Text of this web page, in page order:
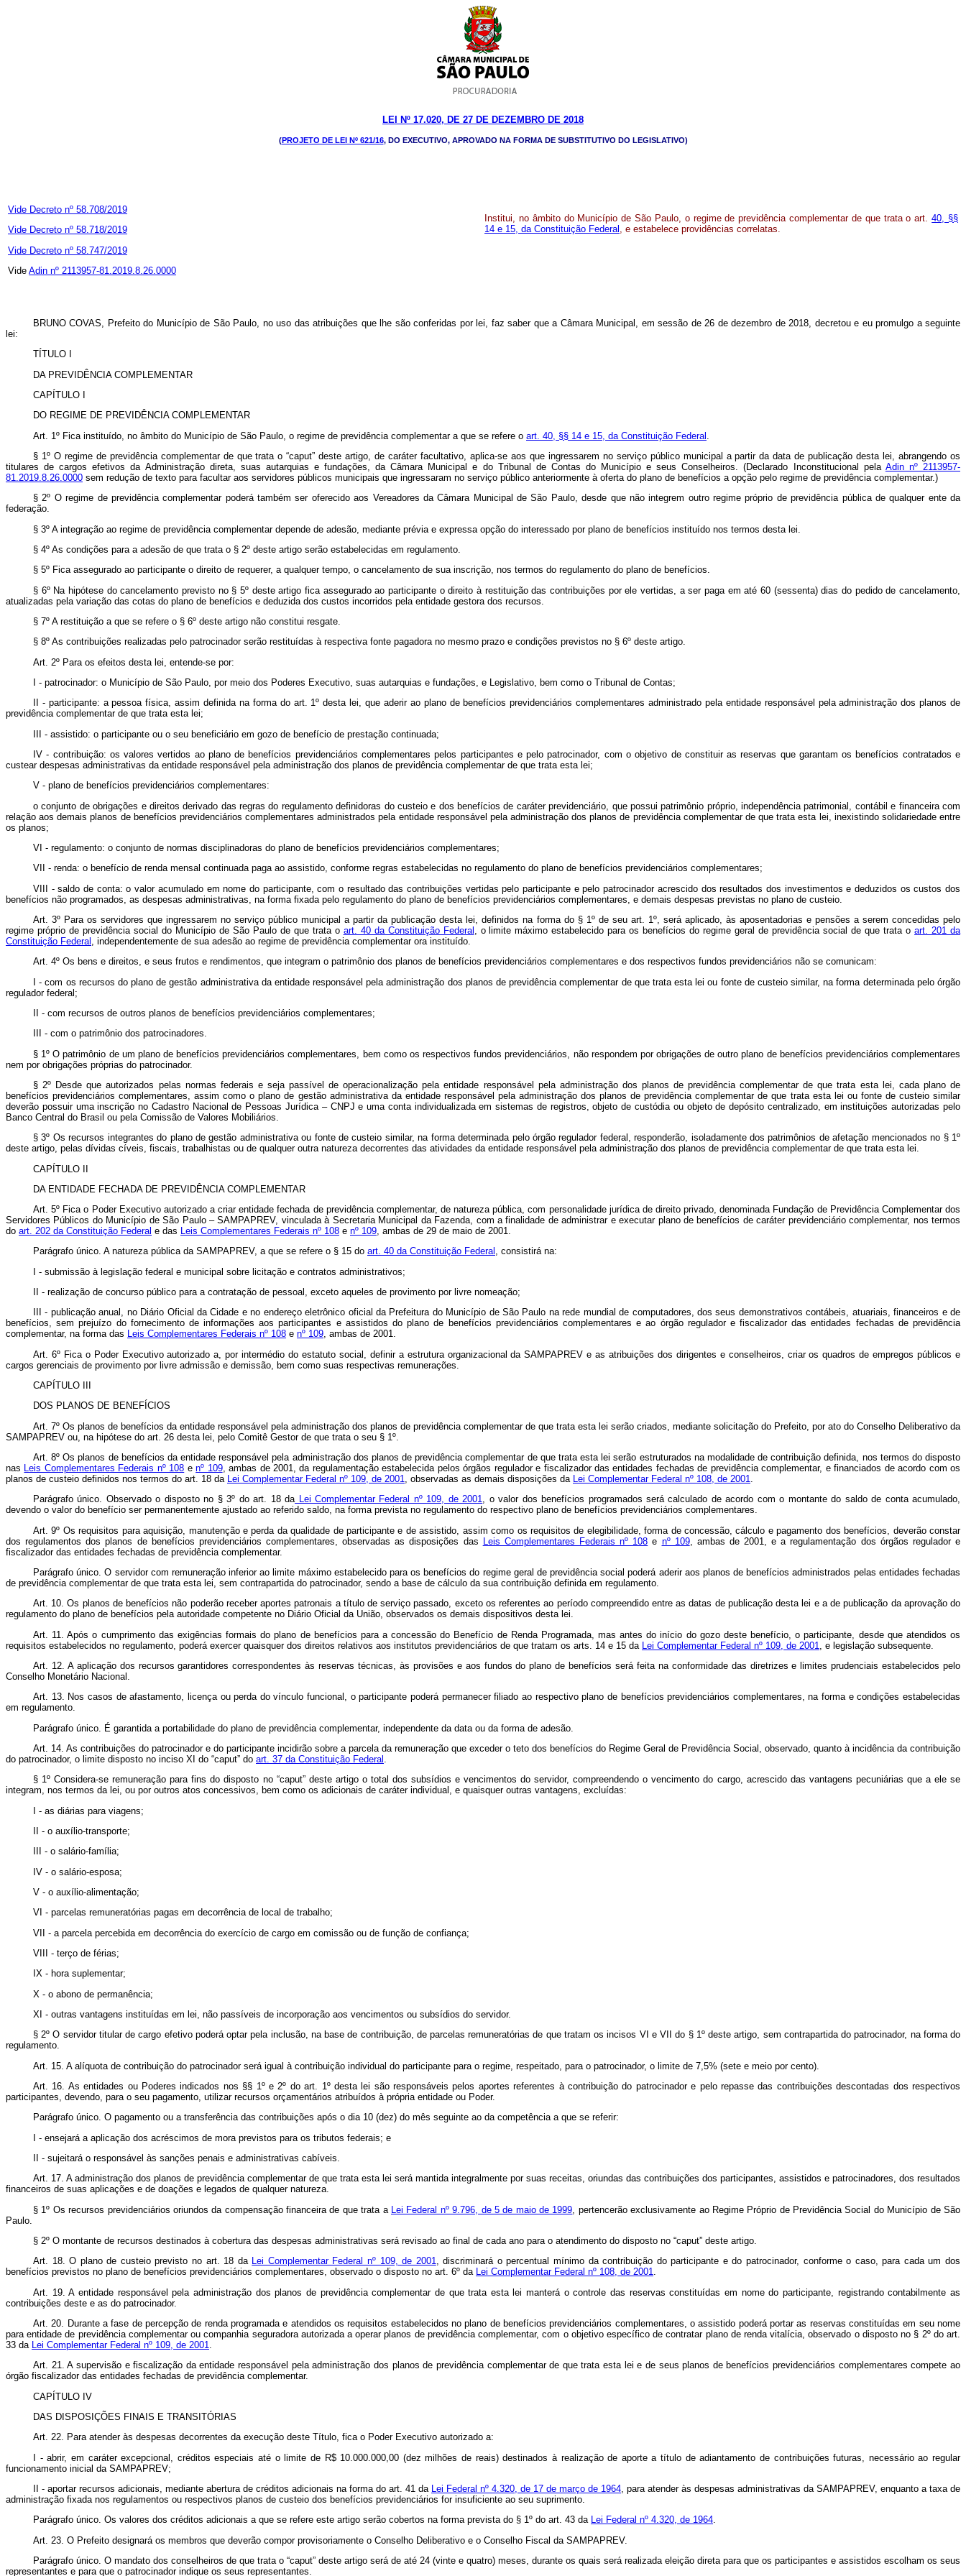
LEI Nº 17.020, DE 27 DE DEZEMBRO DE 2018
(PROJETO DE LEI Nº 621/16, DO EXECUTIVO, APROVADO NA FORMA DE SUBSTITUTIVO DO LEGISLATIVO)
Vide Decreto nº 58.708/2019
Vide Decreto nº 58.718/2019
Vide Decreto nº 58.747/2019
Vide Adin nº 2113957-81.2019.8.26.0000
Institui, no âmbito do Município de São Paulo, o regime de previdência complementar de que trata o art.40, §§
14 e 15, da Constituição Federal , e estabelece providências correlatas.
BRUNO COVAS, Prefeito do Município de São Paulo, no uso das atribuições que lhe são conferidas por lei, faz saber que a Câmara Municipal, em sessão de 26 de dezembro de 2018, decretou e eu promulgo a seguinte
lei:
TÍTULO I
DA PREVIDÊNCIA COMPLEMENTAR
CAPÍTULO I
DO REGIME DE PREVIDÊNCIA COMPLEMENTAR
Art. 1º Fica instituído, no âmbito do Município de São Paulo, o regime de previdência complementar a que se refere o art. 40, §§ 14 e 15, da Constituição Federal
§ 1º O regime de previdência complementar de que trata o “caput” deste artigo, de caráter facultativo, aplica-se aos que ingressarem no serviço público municipal a partir da data de publicação desta lei, abrangendo os
titulares de cargos efetivos da Administração direta, suas autarquias e fundações, da Câmara Municipal e do Tribunal de Contas do Município e seus Conselheiros. (Declarado Inconstitucional pela Adin nº 2113957-
81.2019.8.26.0000 sem redução de texto para facultar aos servidores públicos municipais que ingressaram no serviço público anteriormente à oferta do plano de benefícios a opção pelo regime de previdência complementar.)
§ 2º O regime de previdência complementar poderá também ser oferecido aos Vereadores da Câmara Municipal de São Paulo, desde que não integrem outro regime próprio de previdência pública de qualquer ente da
federação.
§ 3º A integração ao regime de previdência complementar depende de adesão, mediante prévia e expressa opção do interessado por plano de benefícios instituído nos termos desta lei.
§ 4º As condições para a adesão de que trata o § 2º deste artigo serão estabelecidas em regulamento.
§ 5º Fica assegurado ao participante o direito de requerer, a qualquer tempo, o cancelamento de sua inscrição, nos termos do regulamento do plano de benefícios.
§ 6º Na hipótese do cancelamento previsto no § 5º deste artigo fica assegurado ao participante o direito à restituição das contribuições por ele vertidas, a ser paga em até 60 (sessenta) dias do pedido de cancelamento,
atualizadas pela variação das cotas do plano de benefícios e deduzida dos custos incorridos pela entidade gestora dos recursos.
§ 7º A restituição a que se refere o § 6º deste artigo não constitui resgate.
§ 8º As contribuições realizadas pelo patrocinador serão restituídas à respectiva fonte pagadora no mesmo prazo e condições previstos no § 6º deste artigo.
Art. 2º Para os efeitos desta lei, entende-se por:
I - patrocinador: o Município de São Paulo, por meio dos Poderes Executivo, suas autarquias e fundações, e Legislativo, bem como o Tribunal de Contas;
II - participante: a pessoa física, assim definida na forma do art. 1º desta lei, que aderir ao plano de benefícios previdenciários complementares administrado pela entidade responsável pela administração dos planos de
previdência complementar de que trata esta lei;
III - assistido: o participante ou o seu beneficiário em gozo de benefício de prestação continuada;
IV - contribuição: os valores vertidos ao plano de benefícios previdenciários complementares pelos participantes e pelo patrocinador, com o objetivo de constituir as reservas que garantam os benefícios contratados e
custear despesas administrativas da entidade responsável pela administração dos planos de previdência complementar de que trata esta lei;
V - plano de benefícios previdenciários complementares:
o conjunto de obrigações e direitos derivado das regras do regulamento definidoras do custeio e dos benefícios de caráter previdenciário, que possui patrimônio próprio, independência patrimonial, contábil e financeira com
relação aos demais planos de benefícios previdenciários complementares administrados pela entidade responsável pela administração dos planos de previdência complementar de que trata esta lei, inexistindo solidariedade entre
os planos;
VI - regulamento: o conjunto de normas disciplinadoras do plano de benefícios previdenciários complementares;
VII - renda: o benefício de renda mensal continuada paga ao assistido, conforme regras estabelecidas no regulamento do plano de benefícios previdenciários complementares;
VIII - saldo de conta: o valor acumulado em nome do participante, com o resultado das contribuições vertidas pelo participante e pelo patrocinador acrescido dos resultados dos investimentos e deduzidos os custos dos
benefícios não programados, as despesas administrativas, na forma fixada pelo regulamento do plano de benefícios previdenciários complementares, e demais despesas previstas no plano de custeio.
Art. 3º Para os servidores que ingressarem no serviço público municipal a partir da publicação desta lei, definidos na forma do § 1º de seu art. 1º, será aplicado, às aposentadorias e pensões a serem concedidas pelo
regime próprio de previdência social do Município de São Paulo de que trata o art. 40 da Constituição Federal , o limite máximo estabelecido para os benefícios do regime geral de previdência social de que trata oart. 201 da
Constituição Federal
, independentemente de sua adesão ao regime de previdência complementar ora instituído.
Art. 4º Os bens e direitos, e seus frutos e rendimentos, que integram o patrimônio dos planos de benefícios previdenciários complementares e dos respectivos fundos previdenciários não se comunicam:
I - com os recursos do plano de gestão administrativa da entidade responsável pela administração dos planos de previdência complementar de que trata esta lei ou fonte de custeio similar, na forma determinada pelo órgão
regulador federal;
II - com recursos de outros planos de benefícios previdenciários complementares;
III - com o patrimônio dos patrocinadores.
§ 1º O patrimônio de um plano de benefícios previdenciários complementares, bem como os respectivos fundos previdenciários, não respondem por obrigações de outro plano de benefícios previdenciários complementares
nem por obrigações próprias do patrocinador.
§ 2º Desde que autorizados pelas normas federais e seja passível de operacionalização pela entidade responsável pela administração dos planos de previdência complementar de que trata esta lei, cada plano de
benefícios previdenciários complementares, assim como o plano de gestão administrativa da entidade responsável pela administração dos planos de previdência complementar de que trata esta lei ou fonte de custeio similar
deverão possuir uma inscrição no Cadastro Nacional de Pessoas Jurídica – CNPJ e uma conta individualizada em sistemas de registros, objeto de custódia ou objeto de depósito centralizado, em instituições autorizadas pelo
Banco Central do Brasil ou pela Comissão de Valores Mobiliários.
§ 3º Os recursos integrantes do plano de gestão administrativa ou fonte de custeio similar, na forma determinada pelo órgão regulador federal, responderão, isoladamente dos patrimônios de afetação mencionados no § 1º
deste artigo, pelas dívidas cíveis, fiscais, trabalhistas ou de qualquer outra natureza decorrentes das atividades da entidade responsável pela administração dos planos de previdência complementar de que trata esta lei.
CAPÍTULO II
DA ENTIDADE FECHADA DE PREVIDÊNCIA COMPLEMENTAR
Art. 5º Fica o Poder Executivo autorizado a criar entidade fechada de previdência complementar, de natureza pública, com personalidade jurídica de direito privado, denominada Fundação de Previdência Complementar dos
Servidores Públicos do Município de São Paulo – SAMPAPREV, vinculada à Secretaria Municipal da Fazenda, com a finalidade de administrar e executar plano de benefícios de caráter previdenciário complementar, nos termos
do art. 202 da Constituição Federal e das Leis Complementares Federais nº 108 e nº 109, ambas de 29 de maio de 2001.
Parágrafo único. A natureza pública da SAMPAPREV, a que se refere o § 15 do art. 40 da Constituição Federal , consistirá na:
I - submissão à legislação federal e municipal sobre licitação e contratos administrativos;
II - realização de concurso público para a contratação de pessoal, exceto aqueles de provimento por livre nomeação;
III - publicação anual, no Diário Oficial da Cidade e no endereço eletrônico oficial da Prefeitura do Município de São Paulo na rede mundial de computadores, dos seus demonstrativos contábeis, atuariais, financeiros e de
benefícios, sem prejuízo do fornecimento de informações aos participantes e assistidos do plano de benefícios previdenciários complementares e ao órgão regulador e fiscalizador das entidades fechadas de previdência
complementar, na forma das Leis Complementares Federais nº 108 e nº 109, ambas de 2001.
Art. 6º Fica o Poder Executivo autorizado a, por intermédio do estatuto social, definir a estrutura organizacional da SAMPAPREV e as atribuições dos dirigentes e conselheiros, criar os quadros de empregos públicos e
cargos gerenciais de provimento por livre admissão e demissão, bem como suas respectivas remunerações.
CAPÍTULO III
DOS PLANOS DE BENEFÍCIOS
Art. 7º Os planos de benefícios da entidade responsável pela administração dos planos de previdência complementar de que trata esta lei serão criados, mediante solicitação do Prefeito, por ato do Conselho Deliberativo da
SAMPAPREV ou, na hipótese do art. 26 desta lei, pelo Comitê Gestor de que trata o seu § 1º.
Art. 8º Os planos de benefícios da entidade responsável pela administração dos planos de previdência complementar de que trata esta lei serão estruturados na modalidade de contribuição definida, nos termos do disposto
nas Leis Complementares Federais nº 108 enº 109, ambas de 2001, da regulamentação estabelecida pelos órgãos regulador e fiscalizador das entidades fechadas de previdência complementar, e financiados de acordo com os
planos de custeio definidos nos termos do art. 18 da Lei Complementar Federal nº 109, de 2001, observadas as demais disposições da Lei Complementar Federal nº 108, de 2001.
Parágrafo único. Observado o disposto no § 3º do art. 18 daLei Complementar Federal nº 109, de 2001, o valor dos benefícios programados será calculado de acordo com o montante do saldo de conta acumulado,
devendo o valor do benefício ser permanentemente ajustado ao referido saldo, na forma prevista no regulamento do respectivo plano de benefícios previdenciários complementares.
Art. 9º Os requisitos para aquisição, manutenção e perda da qualidade de participante e de assistido, assim como os requisitos de elegibilidade, forma de concessão, cálculo e pagamento dos benefícios, deverão constar
dos regulamentos dos planos de benefícios previdenciários complementares, observadas as disposições das
Leis Complementares Federais nº 108 e nº 109, ambas de 2001, e a regulamentação dos órgãos regulador e
fiscalizador das entidades fechadas de previdência complementar.
Parágrafo único. O servidor com remuneração inferior ao limite máximo estabelecido para os benefícios do regime geral de previdência social poderá aderir aos planos de benefícios administrados pelas entidades fechadas
de previdência complementar de que trata esta lei, sem contrapartida do patrocinador, sendo a base de cálculo da sua contribuição definida em regulamento.
Art. 10. Os planos de benefícios não poderão receber aportes patronais a título de serviço passado, exceto os referentes ao período compreendido entre as datas de publicação desta lei e a de publicação da aprovação do
regulamento do plano de benefícios pela autoridade competente no Diário Oficial da União, observados os demais dispositivos desta lei.
Art. 11. Após o cumprimento das exigências formais do plano de benefícios para a concessão do Benefício de Renda Programada, mas antes do início do gozo deste benefício, o participante, desde que atendidos os
requisitos estabelecidos no regulamento, poderá exercer quaisquer dos direitos relativos aos institutos previdenciários de que tratam os arts. 14 e 15 da
Lei Complementar Federal nº 109, de 2001
, e legislação subsequente.
Art. 12. A aplicação dos recursos garantidores correspondentes às reservas técnicas, às provisões e aos fundos do plano de benefícios será feita na conformidade das diretrizes e limites prudenciais estabelecidos pelo
Conselho Monetário Nacional.
Art. 13. Nos casos de afastamento, licença ou perda do vínculo funcional, o participante poderá permanecer filiado ao respectivo plano de benefícios previdenciários complementares, na forma e condições estabelecidas
em regulamento.
Parágrafo único. É garantida a portabilidade do plano de previdência complementar, independente da data ou da forma de adesão.
Art. 14. As contribuições do patrocinador e do participante incidirão sobre a parcela da remuneração que exceder o teto dos benefícios do Regime Geral de Previdência Social, observado, quanto à incidência da contribuição
do patrocinador, o limite disposto no inciso XI do “caput” do art. 37 da Constituição Federal .
§ 1º Considera-se remuneração para fins do disposto no “caput” deste artigo o total dos subsídios e vencimentos do servidor, compreendendo o vencimento do cargo, acrescido das vantagens pecuniárias que a ele se
integram, nos termos da lei, ou por outros atos concessivos, bem como os adicionais de caráter individual, e quaisquer outras vantagens, excluídas:
I - as diárias para viagens;
II - o auxílio-transporte;
III - o salário-família;
IV - o salário-esposa;
V - o auxílio-alimentação;
VI - parcelas remuneratórias pagas em decorrência de local de trabalho;
VII - a parcela percebida em decorrência do exercício de cargo em comissão ou de função de confiança;
VIII - terço de férias;
IX - hora suplementar;
X - o abono de permanência;
XI - outras vantagens instituídas em lei, não passíveis de incorporação aos vencimentos ou subsídios do servidor.
§ 2º O servidor titular de cargo efetivo poderá optar pela inclusão, na base de contribuição, de parcelas remuneratórias de que tratam os incisos VI e VII do § 1º deste artigo, sem contrapartida do patrocinador, na forma do
regulamento.
Art. 15. A alíquota de contribuição do patrocinador será igual à contribuição individual do participante para o regime, respeitado, para o patrocinador, o limite de 7,5% (sete e meio por cento).
Art. 16. As entidades ou Poderes indicados nos §§ 1º e 2º do art. 1º desta lei são responsáveis pelos aportes referentes à contribuição do patrocinador e pelo repasse das contribuições descontadas dos respectivos
participantes, devendo, para o seu pagamento, utilizar recursos orçamentários atribuídos à própria entidade ou Poder.
Parágrafo único. O pagamento ou a transferência das contribuições após o dia 10 (dez) do mês seguinte ao da competência a que se referir:
I - ensejará a aplicação dos acréscimos de mora previstos para os tributos federais; e
II - sujeitará o responsável às sanções penais e administrativas cabíveis.
Art. 17. A administração dos planos de previdência complementar de que trata esta lei será mantida integralmente por suas receitas, oriundas das contribuições dos participantes, assistidos e patrocinadores, dos resultados
financeiros de suas aplicações e de doações e legados de qualquer natureza.
§ 1º Os recursos previdenciários oriundos da compensação financeira de que trata a Lei Federal nº 9.796, de 5 de maio de 1999 , pertencerão exclusivamente ao Regime Próprio de Previdência Social do Município de São
Paulo.
§ 2º O montante de recursos destinados à cobertura das despesas administrativas será revisado ao final de cada ano para o atendimento do disposto no “caput” deste artigo.
Art. 18. O plano de custeio previsto no art. 18 da Lei Complementar Federal nº 109, de 2001, discriminará o percentual mínimo da contribuição do participante e do patrocinador, conforme o caso, para cada um dos
benefícios previstos no plano de benefícios previdenciários complementares, observado o disposto no art. 6º da Lei Complementar Federal nº 108, de 2001.
Art. 19. A entidade responsável pela administração dos planos de previdência complementar de que trata esta lei manterá o controle das reservas constituídas em nome do participante, registrando contabilmente as
contribuições deste e as do patrocinador.
Art. 20. Durante a fase de percepção de renda programada e atendidos os requisitos estabelecidos no plano de benefícios previdenciários complementares, o assistido poderá portar as reservas constituídas em seu nome
para entidade de previdência complementar ou companhia seguradora autorizada a operar planos de previdência complementar, com o objetivo específico de contratar plano de renda vitalícia, observado o disposto no § 2º do art.
33 da
Lei Complementar Federal nº 109, de 2001
Art. 21. A supervisão e fiscalização da entidade responsável pela administração dos planos de previdência complementar de que trata esta lei e de seus planos de benefícios previdenciários complementares compete ao
órgão fiscalizador das entidades fechadas de previdência complementar.
CAPÍTULO IV
DAS DISPOSIÇÕES FINAIS E TRANSITÓRIAS
Art. 22. Para atender às despesas decorrentes da execução deste Título, fica o Poder Executivo autorizado a:
I - abrir, em caráter excepcional, créditos especiais até o limite de R$ 10.000.000,00 (dez milhões de reais) destinados à realização de aporte a título de adiantamento de contribuições futuras, necessário ao regular
funcionamento inicial da SAMPAPREV;
II - aportar recursos adicionais, mediante abertura de créditos adicionais na forma do art. 41 da
Lei Federal nº 4.320, de 17 de março de 1964 , para atender às despesas administrativas da SAMPAPREV, enquanto a taxa de
administração fixada nos regulamentos ou respectivos planos de custeio dos benefícios previdenciários for insuficiente ao seu suprimento.
Parágrafo único. Os valores dos créditos adicionais a que se refere este artigo serão cobertos na forma prevista do § 1º do art. 43 da Lei Federal nº 4.320, de 1964.
Art. 23. O Prefeito designará os membros que deverão compor provisoriamente o Conselho Deliberativo e o Conselho Fiscal da SAMPAPREV.
Parágrafo único. O mandato dos conselheiros de que trata o “caput” deste artigo será de até 24 (vinte e quatro) meses, durante os quais será realizada eleição direta para que os participantes e assistidos escolham os seus
representantes e para que o patrocinador indique os seus representantes.